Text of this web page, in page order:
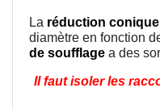
La réduction
diamètre en fonction
de soufflage a des
Il faut isoler les